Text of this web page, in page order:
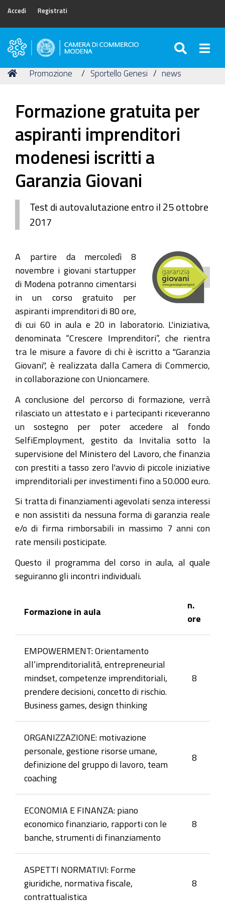
Accedi Registrati
Camera
Commercio
Tu
Home
Promozione Sportello Genesi news
Formazione gratuita per
aspiranti imprenditori
modenesi iscritti a
Garanzia Giovani
Test di autovalutazione entro il 25 ottobre
2017
A partire da mercoledì 8
novembre i giovani startupper
di Modena potranno cimentarsi
in un corso gratuito per
aspiranti imprenditori di 80 ore,
di cui 60 in aula e 20 in laboratorio. L'iniziativa,
denominata “Crescere Imprenditori”, che rientra
tra le misure a favore di chi è iscritto a "Garanzia
Giovani", è realizzata dalla Camera di Commercio,
in collaborazione con Unioncamere.
A conclusione del percorso di formazione, verrà
rilasciato un attestato e i partecipanti riceveranno
un sostegno per poter accedere al fondo
SelfiEmployment, gestito da Invitalia sotto la
supervisione del Ministero del Lavoro, che finanzia
con prestiti a tasso zero l'avvio di piccole iniziative
imprenditoriali per investimenti fino a 50.000 euro.
Si tratta di finanziamenti agevolati senza interessi
e non assistiti da nessuna forma di garanzia reale
e/o di firma rimborsabili in massimo 7 anni con
rate mensili posticipate.
Questo il programma del corso in aula, al quale
seguiranno gli incontri individuali.
Formazione in aula
n.
ore
EMPOWERMENT: Orientamento
all’imprenditorialità, entrepreneurial
mindset, competenze imprenditoriali,
prendere decisioni, concetto di rischio.
Business games, design thinking
8
ORGANIZZAZIONE: motivazione
personale, gestione risorse umane,
definizione del gruppo di lavoro, team
coaching
8
ECONOMIA E FINANZA: piano
economico finanziario, rapporti con le
banche, strumenti di finanziamento
8
ASPETTI NORMATIVI: Forme
giuridiche, normativa fiscale,
contrattualistica
8